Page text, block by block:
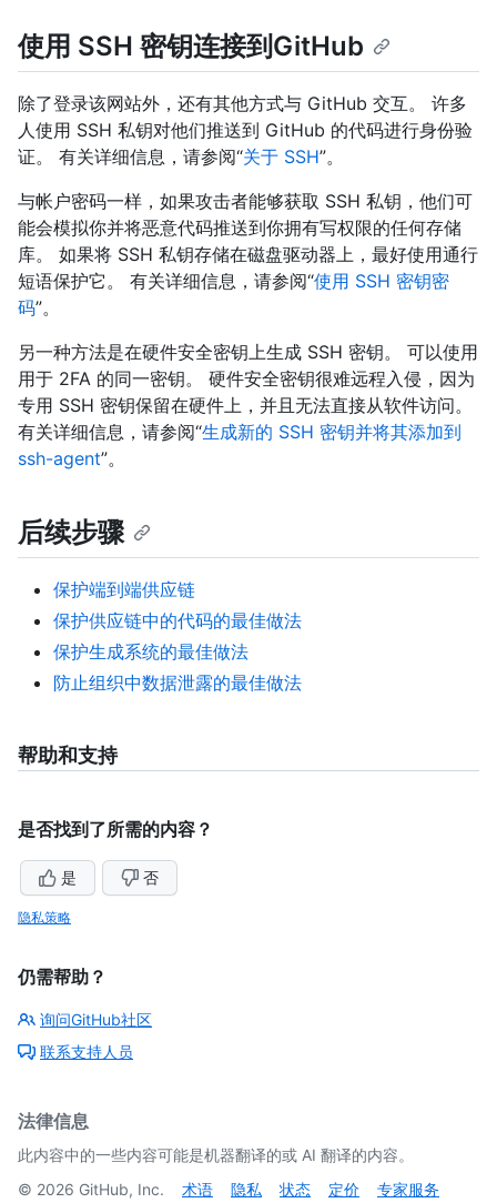
使用 SSH 密钥连接到GitHub
除了登录该网站外，还有其他方式与 GitHub 交互。 许多
人使用 SSH 私钥对他们推送到 GitHub 的代码进行身份验
证。 有关详细信息，请参阅“关于 SSH”。
与帐户密码一样，如果攻击者能够获取 SSH 私钥，他们可
能会模拟你并将恶意代码推送到你拥有写权限的任何存储
库。 如果将 SSH 私钥存储在磁盘驱动器上，最好使用通行
短语保护它。 有关详细信息，请参阅“使用 SSH 密钥密
码”。
另一种方法是在硬件安全密钥上生成 SSH 密钥。 可以使用
用于 2FA 的同一密钥。 硬件安全密钥很难远程入侵，因为
专用 SSH 密钥保留在硬件上，并且无法直接从软件访问。
有关详细信息，请参阅“生成新的 SSH 密钥并将其添加到
ssh-agent”。
后续步骤
保护端到端供应链
保护供应链中的代码的最佳做法
保护生成系统的最佳做法
防止组织中数据泄露的最佳做法
帮助和支持
是否找到了所需的内容？
是 否
隐私策略
仍需帮助？
询问GitHub社区
联系支持人员
法律信息
此内容中的一些内容可能是机器翻译的或 AI 翻译的内容。
© 2026 GitHub, Inc. 术语 隐私 状态 定价
专家服务